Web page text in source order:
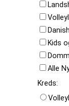
Kids
Alle
Kreds: